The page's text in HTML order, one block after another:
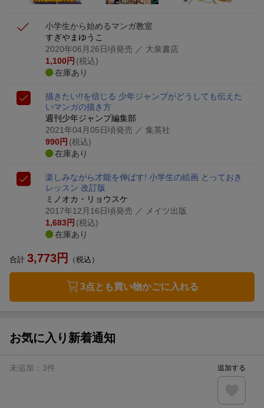
小学生から始めるマンガ教室
すぎやまゆうこ
2020年06月26日頃発売 ／ 大泉書店
1,100円 (税込)
在庫あり
描きたい!!を信じる 少年ジャンプがどうしても伝えた
いマンガの描き方
週刊少年ジャンプ編集部
2021年04月05日頃発売 ／ 集英社
990円 (税込)
在庫あり
楽しみながら才能を伸ばす! 小学生の絵画 とっておき
レッスン 改訂版
ミノオカ・リョウスケ
2017年12月16日頃発売 ／ メイツ出版
1,683円 (税込)
在庫あり
合計 3,773円 （税込）
3点とも買い物かごに入れる
お気に入り新着通知
未追加： 3件 追加する